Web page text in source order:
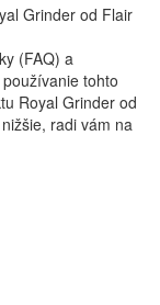
Grinder od Flair
(FAQ) a
tohto
Royal Grinder od
radi vám na